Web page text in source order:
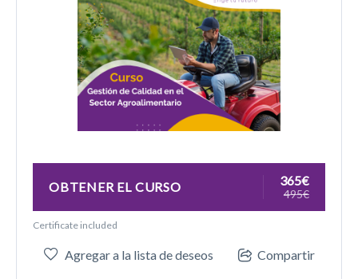
OBTENER EL CURSO 365€
495€
Certificate included
Agregar a la lista de deseos Compartir